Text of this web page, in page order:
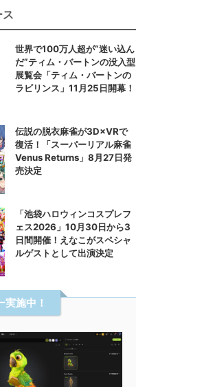
世界で100万人超が“迷い込ん
だ”ティム・バートンの没入型
展覧会「ティム・バートンの
ラビリンス」11月25日開幕！
伝説の脱衣麻雀が3D×VRで
復活！「スーパーリアル麻雀
Venus Returns」8月27日発
売決定
「池袋ハロウィンコスプレフ
ェス2026」10月30日から3
日間開催！えなこがスペシャ
ルゲストとして出演決定
実施中！